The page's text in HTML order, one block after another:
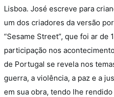
Lisboa. José escreve para
um dos criadores da versão
“Sesame Street”, que foi ar de
participação nos
de Portugal se revela nos
guerra, a violência, a paz e a
em sua obra, tendo lhe